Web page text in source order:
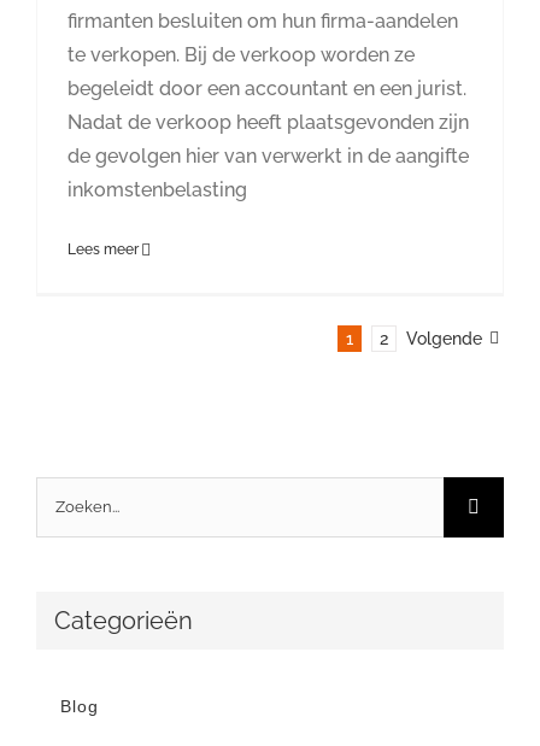
firmanten besluiten om hun firma-aandelen
te verkopen. Bij de verkoop worden ze
begeleidt door een accountant en een jurist.
Nadat de verkoop heeft plaatsgevonden zijn
de gevolgen hier van verwerkt in de aangifte
inkomstenbelasting
Lees meer
1 2 Volgende
Categorieën
Blog